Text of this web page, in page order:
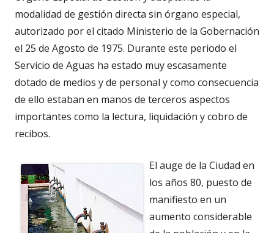
modalidad de gestión directa sin órgano especial,
autorizado por el citado Ministerio de la Gobernación
el 25 de Agosto de 1975. Durante este periodo el
Servicio de Aguas ha estado muy escasamente
dotado de medios y de personal y como consecuencia
de ello estaban en manos de terceros aspectos
importantes como la lectura, liquidación y cobro de
recibos.
El auge de la Ciudad en
los años 80, puesto de
manifiesto en un
aumento considerable